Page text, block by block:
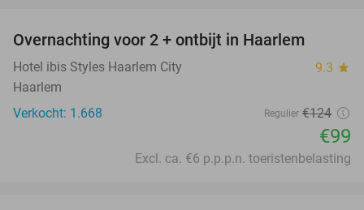
Overnachting voor 2 + ontbijt in Haarlem
Hotel ibis Styles Haarlem City 9.3 star
Haarlem
Verkocht: 1.668
Regulier €124
€99
Excl. ca. €6 p.p.p.n. toeristenbelasting